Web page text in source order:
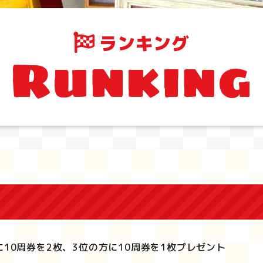
ランキング
Runking
周券を2枚、3位の方に10周券を1枚プレゼント